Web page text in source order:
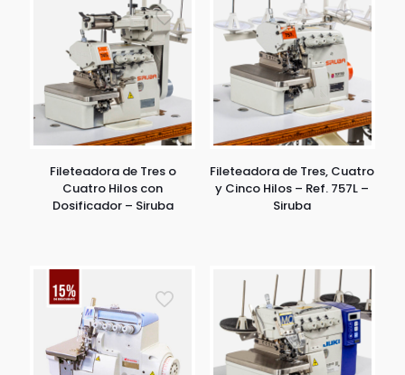
Fileteadora de Tres o
Cuatro Hilos con
Dosificador – Siruba
Fileteadora de Tres, Cuatro
y Cinco Hilos – Ref. 757L –
Siruba